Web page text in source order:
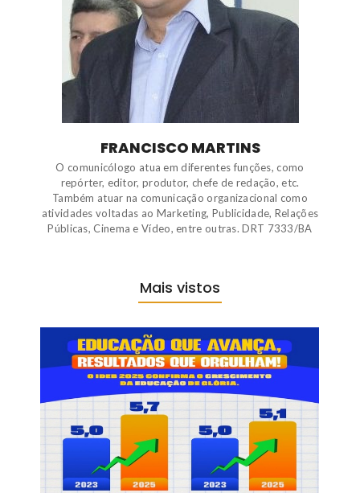
FRANCISCO MARTINS
O comunicólogo atua em diferentes funções, como
repórter, editor, produtor, chefe de redação, etc.
Também atuar na comunicação organizacional como
atividades voltadas ao Marketing, Publicidade, Relações
Públicas, Cinema e Vídeo, entre outras. DRT 7333/BA
Mais vistos